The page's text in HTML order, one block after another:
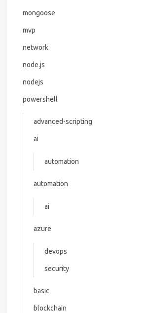
mongoose
mvp
network
node.js
nodejs
powershell
advanced-scripting
ai
automation
automation
ai
azure
devops
security
basic
blockchain